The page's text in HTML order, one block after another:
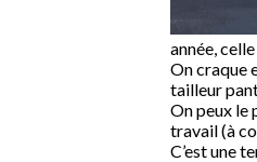
année,
On craque
tailleur
On peux le
travail (à
C’est une